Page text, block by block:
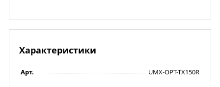
Характеристики
Арт. UMX-OPT-TX150R